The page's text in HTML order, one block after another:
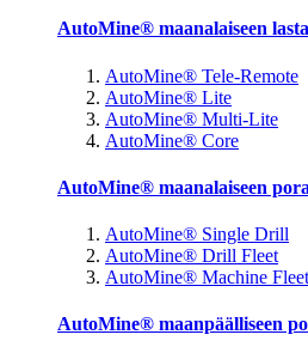
AutoMine® maanalaiseen
AutoMine® Tele-Remote
AutoMine® Lite
AutoMine® Multi-Lite
AutoMine® Core
AutoMine® maanalaiseen
AutoMine® Single Drill
AutoMine® Drill Fleet
AutoMine® Machine Fleet
AutoMine® maanpäälliseen